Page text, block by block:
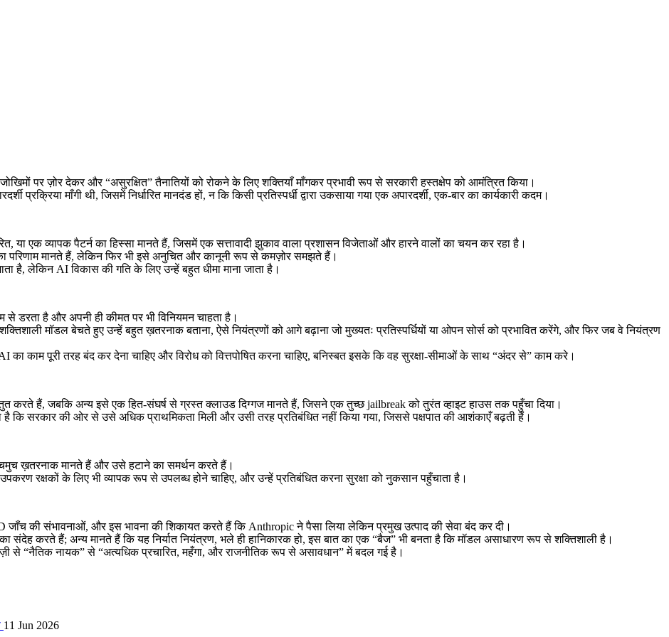
पर ज़ोर देकर और “असुरक्षित” तैनातियों को रोकने के लिए शक्तियाँ माँगकर प्रभावी रूप से सरकारी हस्तक्षेप को आमंत्रित किया।
प्रक्रिया माँगी थी, जिसमें निर्धारित मानदंड हों, न कि किसी प्रतिस्पर्धी द्वारा उकसाया गया एक अपारदर्शी, एक-बार का कार्यकारी कदम।
या एक व्यापक पैटर्न का हिस्सा मानते हैं, जिसमें एक सत्तावादी झुकाव वाला प्रशासन विजेताओं और हारने वालों का चयन कर रहा है।
परिणाम मानते हैं, लेकिन फिर भी इसे अनुचित और कानूनी रूप से कमज़ोर समझते हैं।
है, लेकिन AI विकास की गति के लिए उन्हें बहुत धीमा माना जाता है।
डरता है और अपनी ही कीमत पर भी विनियमन चाहता है।
मॉडल बेचते हुए उन्हें बहुत ख़तरनाक बताना, ऐसे नियंत्रणों को आगे बढ़ाना जो मुख्यतः प्रतिस्पर्धियों या ओपन सोर्स को प्रभावित करेंगे, और फिर जब वे नियंत्रण
काम पूरी तरह बंद कर देना चाहिए और विरोध को वित्तपोषित करना चाहिए, बनिस्बत इसके कि वह सुरक्षा-सीमाओं के साथ “अंदर से” काम करे।
हैं, जबकि अन्य इसे एक हित-संघर्ष से ग्रस्त क्लाउड दिग्गज मानते हैं, जिसने एक तुच्छ jailbreak को तुरंत व्हाइट हाउस तक पहुँचा दिया।
है कि सरकार की ओर से उसे अधिक प्राथमिकता मिली और उसी तरह प्रतिबंधित नहीं किया गया, जिससे पक्षपात की आशंकाएँ बढ़ती हैं।
ख़तरनाक मानते हैं और उसे हटाने का समर्थन करते हैं।
रक्षकों के लिए भी व्यापक रूप से उपलब्ध होने चाहिए, और उन्हें प्रतिबंधित करना सुरक्षा को नुकसान पहुँचाता है।
जाँच की संभावनाओं, और इस भावना की शिकायत करते हैं कि Anthropic ने पैसा लिया लेकिन प्रमुख उत्पाद की सेवा बंद कर दी।
संदेह करते हैं; अन्य मानते हैं कि यह निर्यात नियंत्रण, भले ही हानिकारक हो, इस बात का एक “बैज” भी बनता है कि मॉडल असाधारण रूप से शक्तिशाली है।
से “नैतिक नायक” से “अत्यधिक प्रचारित, महँगा, और राजनीतिक रूप से असावधान” में बदल गई है।
11 Jun 2026